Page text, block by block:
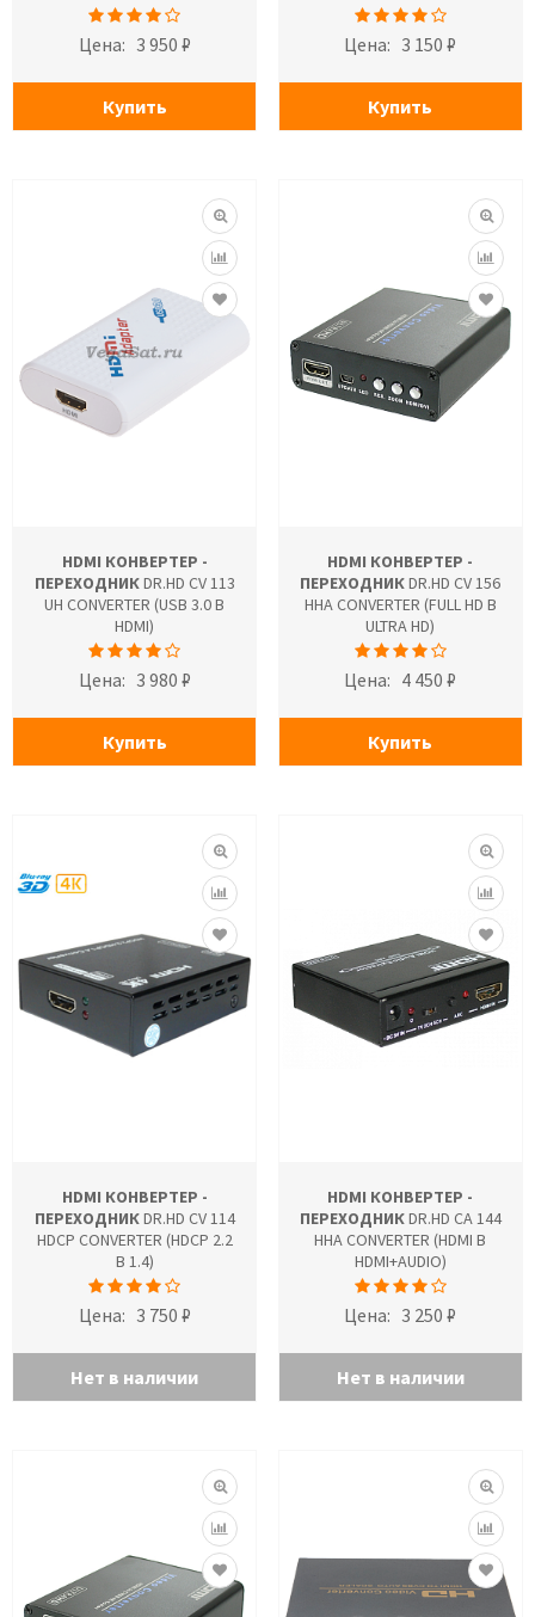
Цена: 3 950 ₽
Купить
Цена: 3 150 ₽
Купить
HDMI КОНВЕРТЕР -
ПЕРЕХОДНИКDR.HD CV 113
UH CONVERTER (USB 3.0 В
HDMI)
Цена: 3 980 ₽
Купить
HDMI КОНВЕРТЕР -
ПЕРЕХОДНИКDR.HD CV 156
HHA CONVERTER (FULL HD В
ULTRA HD)
Цена: 4 450 ₽
Купить
HDMI КОНВЕРТЕР -
ПЕРЕХОДНИКDR.HD CV 114
HDCP CONVERTER (HDCP 2.2
В 1.4)
Цена: 3 750 ₽
Нет в наличии
HDMI КОНВЕРТЕР -
ПЕРЕХОДНИКDR.HD CA 144
HHA CONVERTER (HDMI В
HDMI+AUDIO)
Цена: 3 250 ₽
Нет в наличии